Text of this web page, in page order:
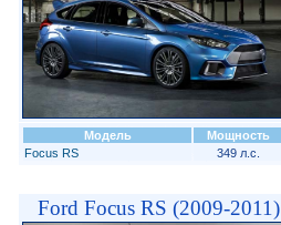
Модель Мощность
Focus RS
349 л.с.
Ford Focus RS (2009-2011)